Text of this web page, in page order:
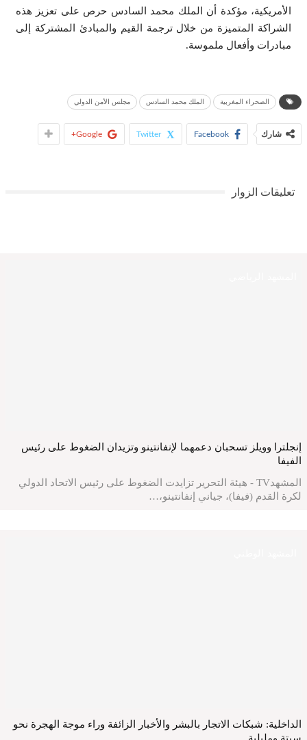
الأمريكية، مؤكدة أن الملك محمد السادس حرص على تعزيز هذه
الشراكة المتميزة من خلال ترجمة القيم والمبادئ المشتركة إلى
مبادرات وأفعال ملموسة.
الصحراء المغربية الملك محمد السادس مجلس الأمن الدولي
شارك Facebook
Twitter
Google+
تعليقات الزوار
إنجلترا وويلز تسحبان دعمهما لإنفانتينو وتزيدان الضغوط على رئيس
الفيفا
المشهدTV - هيئة التحرير تزايدت الضغوط على رئيس الاتحاد الدولي
لكرة القدم (فيفا)، جياني إنفانتينو،…
الداخلية: شبكات الاتجار بالبشر والأخبار الزائفة وراء موجة الهجرة نحو